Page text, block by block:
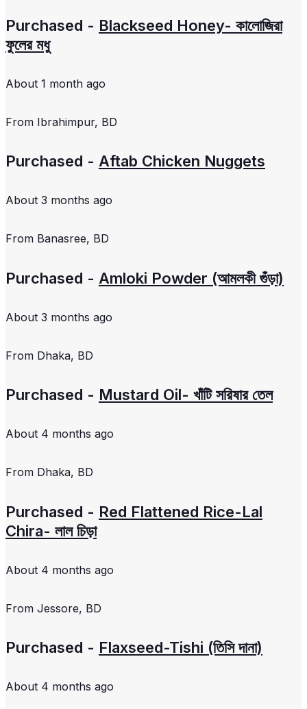
Purchased - Blackseed Honey- কালোজিরা
ফুলের মধু
About 1 month ago
From Ibrahimpur, BD
Purchased - Aftab Chicken Nuggets
About 3 months ago
From Banasree, BD
Purchased - Amloki Powder (আমলকী গুঁড়া)
About 3 months ago
From Dhaka, BD
Purchased - Mustard Oil- খাঁটি সরিষার তেল
About 4 months ago
From Dhaka, BD
Purchased - Red Flattened Rice-Lal
Chira- লাল চিড়া
About 4 months ago
From Jessore, BD
Purchased - Flaxseed-Tishi (তিসি দানা)
About 4 months ago